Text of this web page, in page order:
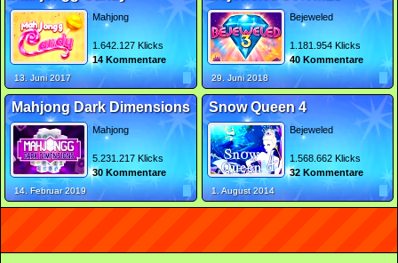
Mahjong
1.642.127 Klicks
14 Kommentare
13. Juni 2017
Bejeweled
1.181.954 Klicks
40 Kommentare
29. Juni 2018
Mahjong Dark Dimensions
Mahjong
5.231.217 Klicks
30 Kommentare
14. Februar 2019
Snow Queen 4
Bejeweled
1.568.662 Klicks
32 Kommentare
1. August 2014